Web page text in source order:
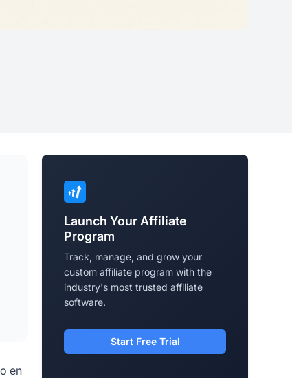
en
Launch Your Affiliate
Program
Track, manage, and grow your
custom affiliate program with the
industry's most trusted affiliate
software.
Start Free Trial